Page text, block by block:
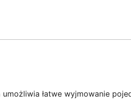
łatwe wyjmowanie